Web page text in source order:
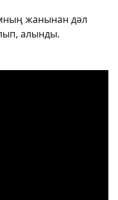
жанынан дәл
алынды.